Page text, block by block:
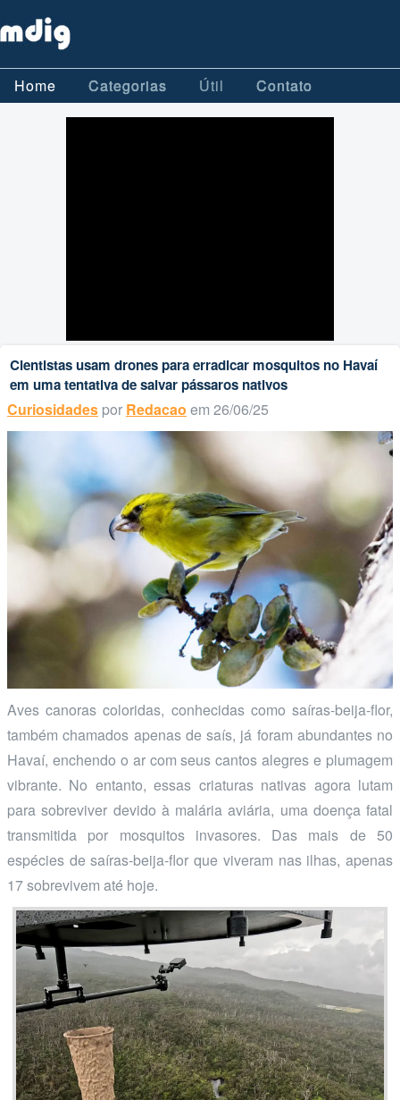
Home Categorias Útil Contato
Cientistas usam drones para erradicar mosquitos no Havaí
em uma tentativa de salvar pássaros nativos
Curiosidades por Redacao em 26/06/25
Aves canoras coloridas, conhecidas como saíras-beija-flor,
também chamados apenas de saís, já foram abundantes no
Havaí, enchendo o ar com seus cantos alegres e plumagem
vibrante. No entanto, essas criaturas nativas agora lutam
para sobreviver devido à malária aviária, uma doença fatal
transmitida por mosquitos invasores. Das mais de 50
espécies de saíras-beija-flor que viveram nas ilhas, apenas
17 sobrevivem até hoje.